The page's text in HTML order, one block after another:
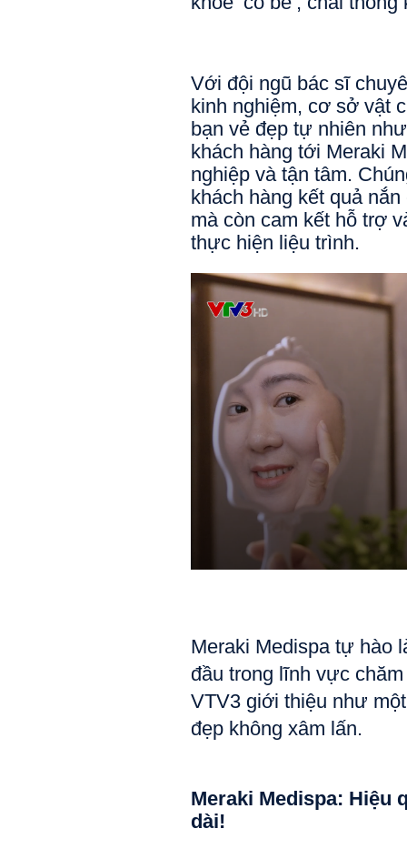
Với đội ngũ bác sĩ
kinh nghiệm, cơ sở vật
bạn vẻ đẹp tự nhiên
khách hàng tới Meraki
nghiệp và tận tâm.
khách hàng kết quả
mà còn cam kết hỗ trợ
thực hiện liệu trình.
Meraki Medispa tự hào
đầu trong lĩnh vực
VTV3 giới thiệu như
đẹp không xâm lấn.
Meraki Medispa: Hiệu
dài!